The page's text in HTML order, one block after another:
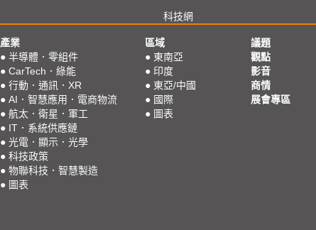
科技網
產業
● 半導體．零組件
● CarTech．綠能
● 行動．通訊．XR
● AI．智慧應用．電商物流
● 航太．衛星．軍工
● IT．系統供應鏈
● 光電．顯示．光學
● 科技政策
● 物聯科技．智慧製造
● 圖表
區域
● 東南亞
● 印度
● 東亞/中國
● 國際
● 圖表
議題
觀點
影音
商情
展會專區